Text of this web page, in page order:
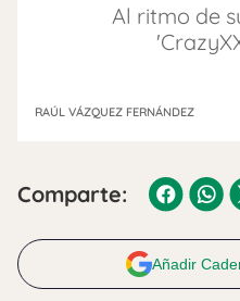
Al ritmo de
RAÚL VÁZQUEZ FERNÁNDEZ
Comparte:
Añadir